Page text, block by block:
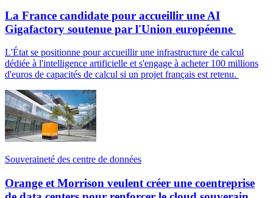
La France candidate pour accueillir une AI
Gigafactory soutenue par l'Union européenne
L'État se positionne pour accueillir une infrastructure de calcul
dédiée à l'intelligence artificielle et s'engage à acheter 100 millions
d'euros de capacités de calcul si un projet français est retenu.
Souveraineté des centre de données
Orange et Morrison veulent créer une coentreprise